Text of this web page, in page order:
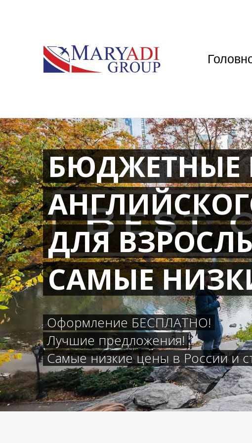
БЮДЖЕТНЫЕ
ДЛЯ
САМЫЕ
Оформление БЕСПЛАТНО!
Лучшие предложения!
Самые низкие цены в России и